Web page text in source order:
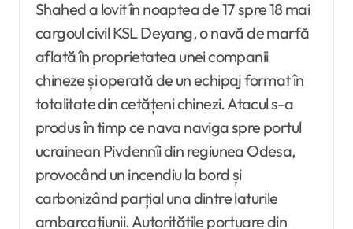
Shahed a lovit în noaptea de 17 spre 18 mai
cargoul civil KSL Deyang, o navă de marfă
aflată în proprietatea unei companii
chineze și operată de un echipaj format în
totalitate din cetățeni chinezi. Atacul s-a
produs în timp ce nava naviga spre portul
ucrainean Pivdennîi din regiunea Odesa,
provocând un incendiu la bord și
carbonizând parțial una dintre laturile
ambarcațiunii. Autoritățile portuare din